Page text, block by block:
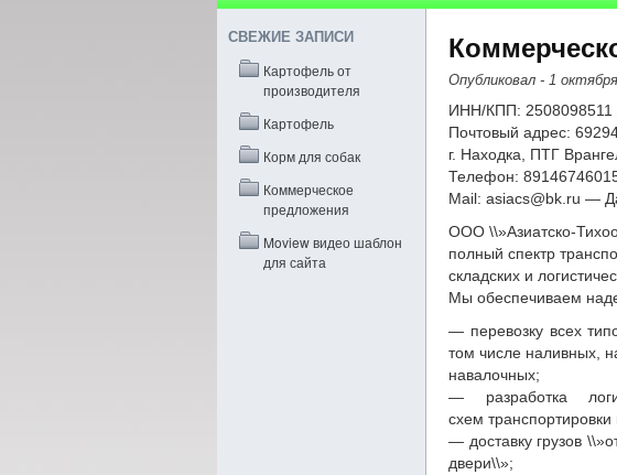
СВЕЖИЕ ЗАПИСИ
Картофель от
производителя
Картофель
Корм для собак
Коммерческое
предложения
Moview видео шаблон
для сайта
Опубликовал - 1
ИНН/КПП: 2508098511
Почтовый адрес:
г. Находка, ПТГ
Телефон:
Mail: asiacs@bk.ru —
ООО \\»Азиатско-
полный спектр
складских и
Мы обеспечиваем
— перевозку всех
том числе наливных,
навалочных;
— разработка
схем транспортировки
— доставку грузов
двери\\»;